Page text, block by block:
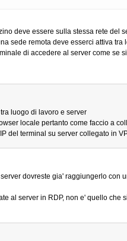
deve essere sulla stessa rete del
sede remota deve esserci attiva tra
di accedere al server come se
luogo di lavoro e server
locale pertanto come faccio a
del terminal su server collegato in
dovreste gia' raggiungerlo con
al server in RDP, non e' quello che